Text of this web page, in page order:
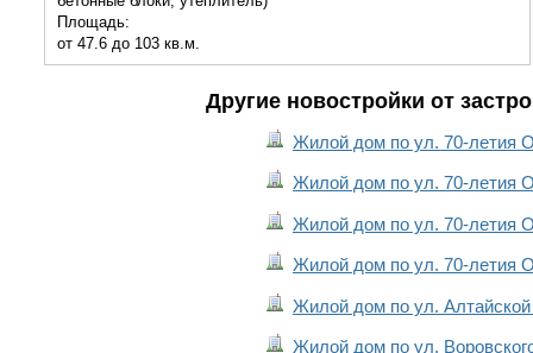
Другие новостройки от
Жилой дом по ул. 70-летия
Жилой дом по ул. 70-летия
Жилой дом по ул. 70-летия
Жилой дом по ул. 70-летия
Жилой дом по ул. Алтайской
Жилой дом по ул.
Площадь:
от 47.6 до 103 кв.м.